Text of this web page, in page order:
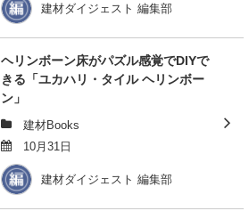
建材ダイジェスト 編集部
ヘリンボーン床がパズル感覚でDIYで
きる「ユカハリ・タイル ヘリンボー
ン」
建材Books
10月31日
建材ダイジェスト 編集部